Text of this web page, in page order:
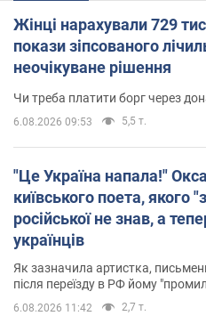
Жінці нарахували 729
покази зіпсованого
неочікуване рішення
Чи треба платити борг через
6.08.2026 09:53 5,5 т.
"Це Україна напала!"
київського поета, якого
російської не знав, а
українців
Як зазначила артистка,
після переїзду в РФ йому
6.08.2026 11:42 2,7 т.